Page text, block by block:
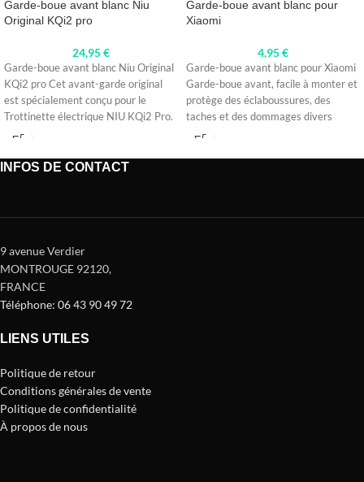
Garde-boue avant blanc Niu
Original KQi2 pro
24,95€
Garde-boue avant blanc Niu Original
KQi2 pro Cet avant-garde original
est spécialement conçu pour le
Trottinette électrique NIU KQi2 Pro.
Garde-boue avant blanc pour
Xiaomi
4,95€
Garde-boue avant blanc pour Xiaomi
Garde-boue avant, facile à monter et
protège des éclaboussures, des
taches et des dommages divers
INFOS DE CONTACT
9 avenue Verdier
MONTROUGE 92120,
FRANCE
Téléphone: 06 43 90 49 72
LIENS UTILES
Politique de retour
Conditions générales de vente
Politique de confidentialité
À propos de nous